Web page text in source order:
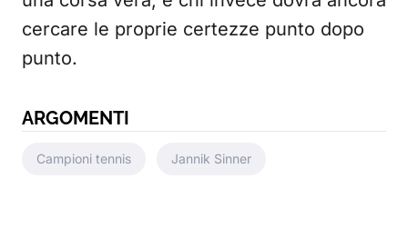
cercare le proprie certezze punto dopo
punto.
ARGOMENTI
Campioni tennis Jannik Sinner